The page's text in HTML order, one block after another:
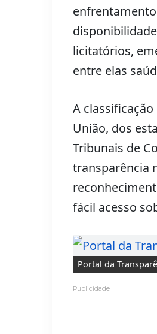
licitatórios,
entre elas
A
União, dos
Tribunais de
transparência
fácil acesso
Portal da
Publicidade